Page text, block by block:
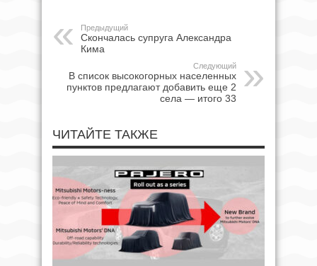
Предыдущий
Скончалась супруга Александра
Кима
Следующий
В список высокогорных населенных
пунктов предлагают добавить еще 2
села — итого 33
ЧИТАЙТЕ ТАКЖЕ